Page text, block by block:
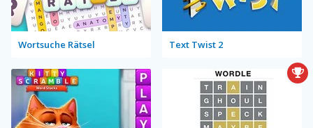
Wortsuche Rätsel Text Twist 2